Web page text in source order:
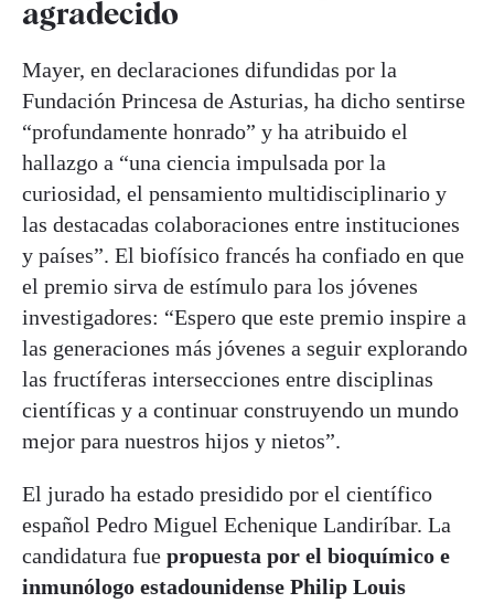
agradecido
Mayer, en declaraciones difundidas por la
Fundación Princesa de Asturias, ha dicho sentirse
“profundamente honrado” y ha atribuido el
hallazgo a “una ciencia impulsada por la
curiosidad, el pensamiento multidisciplinario y
las destacadas colaboraciones entre instituciones
y países”. El biofísico francés ha confiado en que
el premio sirva de estímulo para los jóvenes
investigadores: “Espero que este premio inspire a
las generaciones más jóvenes a seguir explorando
las fructíferas intersecciones entre disciplinas
científicas y a continuar construyendo un mundo
mejor para nuestros hijos y nietos”.
El jurado ha estado presidido por el científico
español Pedro Miguel Echenique Landiríbar. La
candidatura fue propuesta por el bioquímico e
inmunólogo estadounidense Philip Louis